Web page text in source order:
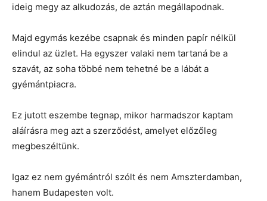
ideig megy az alkudozás, de aztán megállapodnak.
Majd egymás kezébe csapnak és minden papír nélkül
elindul az üzlet. Ha egyszer valaki nem tartaná be a
szavát, az soha többé nem tehetné be a lábát a
gyémántpiacra.
Ez jutott eszembe tegnap, mikor harmadszor kaptam
aláírásra meg azt a szerződést, amelyet előzőleg
megbeszéltünk.
Igaz ez nem gyémántról szólt és nem Amszterdamban,
hanem Budapesten volt.